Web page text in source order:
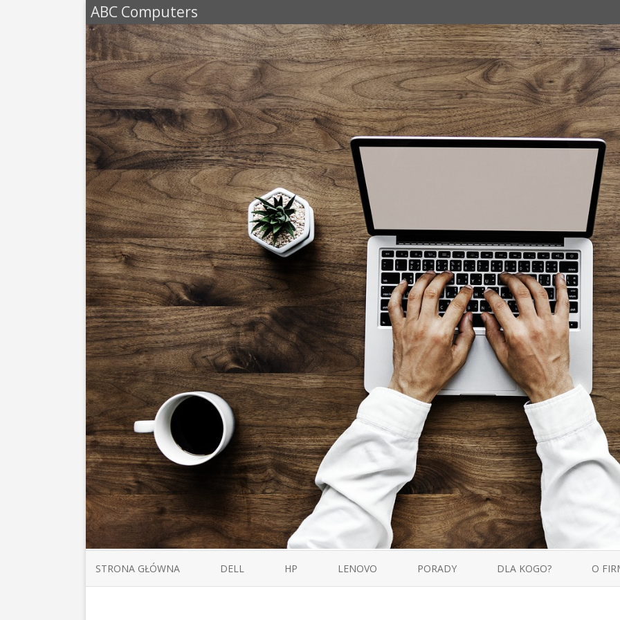
ABC Computers
STRONA GŁÓWNA DELL HP LENOVO PORADY DLA KOGO? O